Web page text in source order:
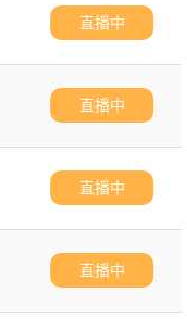
直播中
直播中
直播中
直播中